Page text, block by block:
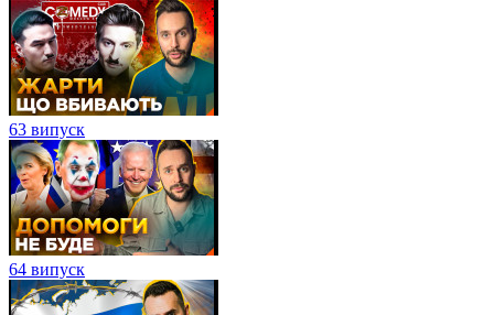
63 випуск
64 випуск